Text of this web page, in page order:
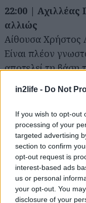
in2life - Do Not
If you wish to opt-out
processing of your
targeted advertising
section to confirm
opt-out request is
interest-based ads
us or personal
your opt-out. You
disclosure of your
22:00 |
αλλιώς
Αίθουσα Χρήστος
Είναι πλέον
αποτελεί τη βάση
σύγχρονα είδη,
έχουν τις ρίζες
είναι αμέτρητες
νεότερούς του.
Στο πλαίσιο των
δημιουργεί ένα
τοπίο βασισμένο
Φούγκες,